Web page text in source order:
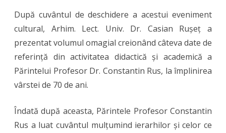
După cuvântul de deschidere a acestui eveniment
cultural, Arhim. Lect. Univ. Dr. Casian Rușeț a
prezentat volumul omagial creionând câteva date de
referință din activitatea didactică și academică a
Părintelui Profesor Dr. Constantin Rus, la împlinirea
vârstei de 70 de ani.
Îndată după aceasta, Părintele Profesor Constantin
Rus a luat cuvântul mulțumind ierarhilor și celor ce